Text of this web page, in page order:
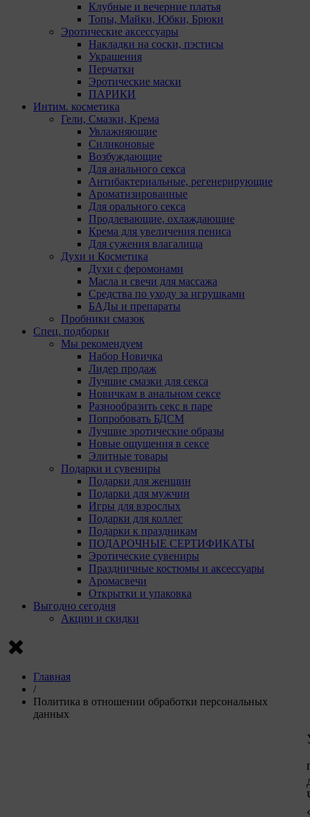
Клубные и вечерние платья
Топы, Майки, Юбки, Брюки
Эротические аксессуары
Накладки на соски, пэстисы
Украшения
Перчатки
Эротические маски
ПАРИКИ
Интим. косметика
Гели, Смазки, Крема
Увлажняющие
Силиконовые
Возбуждающие
Для анального секса
Антибактериальные, регенерирующие
Ароматизированные
Для орального секса
Продлевающие, охлаждающие
Крема для увеличения пениса
Для сужения влагалища
Духи и Косметика
Духи с феромонами
Масла и свечи для массажа
Средства по уходу за игрушками
БАДы и препараты
Пробники смазок
Спец. подборки
Мы рекомендуем
Набор Новичка
Лидер продаж
Лучшие смазки для секса
Новичкам в анальном сексе
Разнообразить секс в паре
Попробовать БДСМ
Лучшие эротические образы
Новые ощущения в сексе
Элитные товары
Подарки и сувениры
Подарки для женщин
Подарки для мужчин
Игры для взрослых
Подарки для коллег
Подарки к праздникам
ПОДАРОЧНЫЕ СЕРТИФИКАТЫ
Эротические сувениры
Праздничные костюмы и аксессуары
Аромасвечи
Открытки и упаковка
Выгодно сегодня
Акции и скидки
Главная
/
Политика в отношении обработки персональных
данных